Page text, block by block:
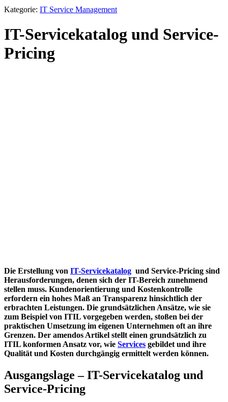
Kategorie: IT Service Management
IT-Servicekatalog und Service-
Pricing
Die Erstellung von IT-Servicekatalog und Service-Pricing sind
Herausforderungen, denen sich der IT-Bereich zunehmend
stellen muss. Kundenorientierung und Kostenkontrolle
erfordern ein hohes Maß an Transparenz hinsichtlich der
erbrachten Leistungen. Die grundsätzlichen Ansätze, wie sie
zum Beispiel von ITIL vorgegeben werden, stoßen bei der
praktischen Umsetzung im eigenen Unternehmen oft an ihre
Grenzen. Der amendos Artikel stellt einen grundsätzlich zu
ITIL konformen Ansatz vor, wie Services gebildet und ihre
Qualität und Kosten durchgängig ermittelt werden können.
Ausgangslage – IT-Servicekatalog und
Service-Pricing